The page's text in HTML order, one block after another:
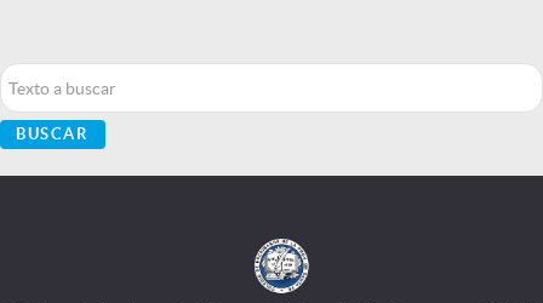
Buscar...
BUSCAR